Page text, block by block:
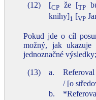
(12)
[CP že [TP
knihy]1 [VP
Pokud jde o cíl
možný, jak
jednoznačné
(13) a.
/ [o
b.